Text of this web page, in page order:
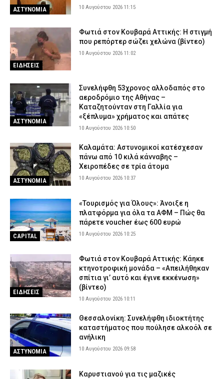
ΑΣΤΥΝΟΜΙΑ 10 Αυγούστου 2026 11:15
ΕΙΔΗΣΕΙΣ
Φωτιά στον Κουβαρά Αττικής: Η στιγμή
που ρεπόρτερ σώζει χελώνα (βίντεο)
10 Αυγούστου 2026 11:02
ΑΣΤΥΝΟΜΙΑ
Συνελήφθη 53χρονος αλλοδαπός στο
αεροδρόμιο της Αθήνας –
Καταζητούνταν στη Γαλλία για
«ξέπλυμα» χρήματος και απάτες
10 Αυγούστου 2026 10:50
ΑΣΤΥΝΟΜΙΑ
Καλαμάτα: Αστυνομικοί κατέσχεσαν
πάνω από 10 κιλά κάνναβης –
Χειροπέδες σε τρία άτομα
10 Αυγούστου 2026 10:37
CAPITAL
«Τουρισμός για Όλους»: Άνοιξε η
πλατφόρμα για όλα τα ΑΦΜ – Πώς θα
πάρετε voucher έως 600 ευρώ
10 Αυγούστου 2026 10:25
ΕΙΔΗΣΕΙΣ
Φωτιά στον Κουβαρά Αττικής: Κάηκε
κτηνοτροφική μονάδα – «Απειλήθηκαν
σπίτια γι’ αυτό και έγινε εκκένωση»
(βίντεο)
10 Αυγούστου 2026 10:11
ΑΣΤΥΝΟΜΙΑ
Θεσσαλονίκη: Συνελήφθη ιδιοκτήτης
καταστήματος που πούλησε αλκοόλ σε
ανήλικη
10 Αυγούστου 2026 09:58
Καρυστιανού για τις μαζικές